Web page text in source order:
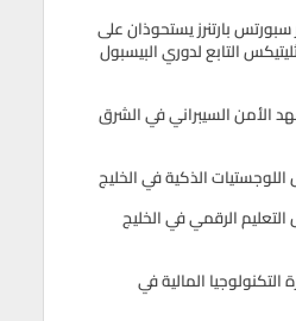
بارتنرز يستحوذان على
التابع لدوري البيسبول
الأمن السيبراني في الشرق
التعليم الرقمي في الخليج
التكنولوجيا المالية في